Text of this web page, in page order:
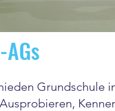
Grundschule